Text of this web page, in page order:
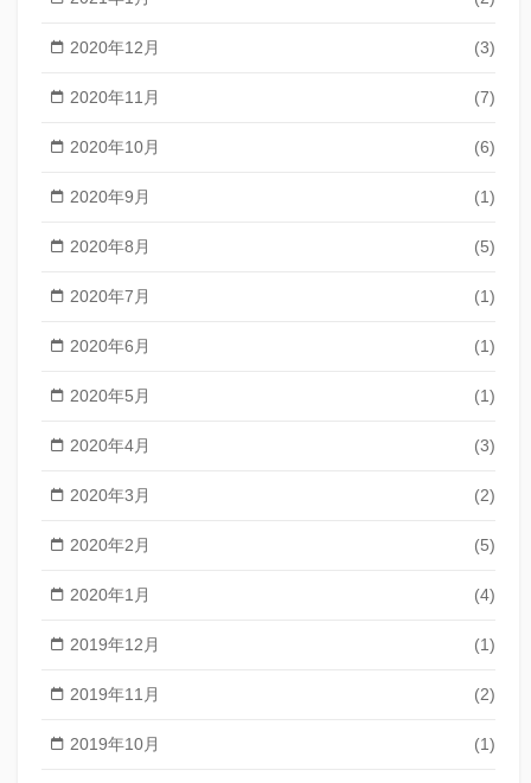
2020年12月 (3)
2020年11月 (7)
2020年10月 (6)
2020年9月 (1)
2020年8月 (5)
2020年7月 (1)
2020年6月 (1)
2020年5月 (1)
2020年4月 (3)
2020年3月 (2)
2020年2月 (5)
2020年1月 (4)
2019年12月 (1)
2019年11月 (2)
2019年10月 (1)